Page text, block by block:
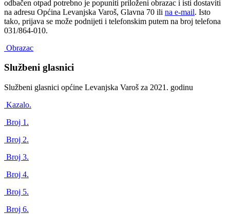
odbačen otpad potrebno je popuniti priloženi obrazac i isti dostaviti
na adresu Općina Levanjska Varoš, Glavna 70 ili na e-mail. Isto
tako, prijava se može podnijeti i telefonskim putem na broj telefona
031/864-010.
Obrazac
Službeni glasnici
Službeni glasnici općine Levanjska Varoš za 2021. godinu
Kazalo.
Broj 1.
Broj 2.
Broj 3.
Broj 4.
Broj 5.
Broj 6.